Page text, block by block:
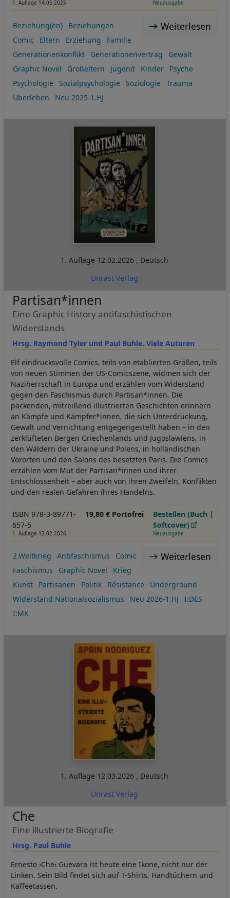
1. Auflage 14.05.2025 Neuausgabe
Weiterlesen
Beziehung(en)
Beziehungen
Comic
Eltern Erziehung
Familie
Generationenkonflikt
Generationenvertrag
Gewalt
Graphic Novel
Großeltern Jugend Kinder
Psyche
Psychologie
Sozialpsychologie Soziologie
Trauma
Überleben
Neu 2025-1.HJ
1. Auflage 12.02.2026 , Deutsch
Unrast Verlag
Hrsg. Raymond Tyler und Paul Buhle. Viele Autoren
Partisan*innen
Eine Graphic History antifaschistischen
Widerstands
Elf eindrucksvolle Comics, teils von etablierten Größen, teils
von neuen Stimmen der US-Comicszene, widmen sich der
Naziherrschaft in Europa und erzählen vom Widerstand
gegen den Faschismus durch Partisan*innen. Die
packenden, mitreißend illustrierten Geschichten erinnern
an Kämpfe und Kämpfer*innen, die sich Unterdrückung,
Gewalt und Vernichtung entgegengestellt haben – in den
zerklüfteten Bergen Griechenlands und Jugoslawiens, in
den Wäldern der Ukraine und Polens, in holländischen
Vororten und den Salons des besetzten Paris. Die Comics
erzählen vom Mut der Partisan*innen und ihrer
Entschlossenheit – aber auch von ihren Zweifeln, Konflikten
und den realen Gefahren ihres Handelns.
ISBN 978-3-89771-
657-5
1. Auflage 12.02.2026
19,80 € Portofrei
Bestellen (Buch |
Softcover)
Neuausgabe
Weiterlesen
2.Weltkrieg Antifaschismus
Comic
Faschismus
Graphic Novel
Krieg
Kunst
Partisanen Politik Résistance
Underground
Widerstand Nationalsozialismus
Neu 2026-1.HJ
I:DES
I:MK
1. Auflage 12.03.2026 , Deutsch
Unrast Verlag
Hrsg. Paul Buhle
Che
Eine illustrierte Biografie
Ernesto ›Che‹ Guevara ist heute eine Ikone, nicht nur der
Linken. Sein Bild findet sich auf T-Shirts, Handtüchern und
Kaffeetassen.